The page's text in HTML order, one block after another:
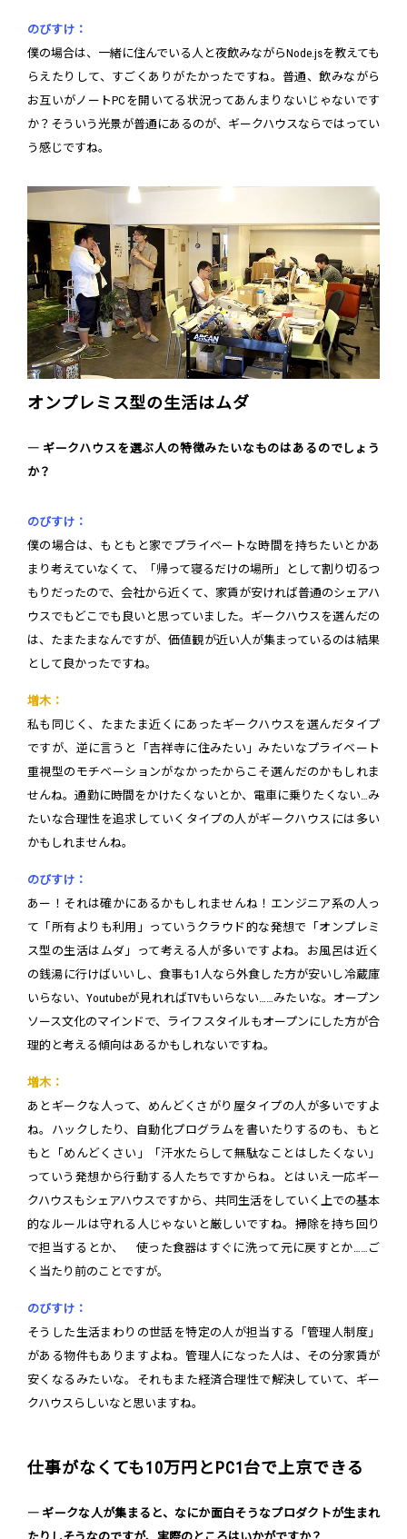
のびすけ：
僕の場合は、一緒に住んでいる人と夜飲みながらNode.jsを教えても
らえたりして、すごくありがたかったですね。普通、飲みながら
お互いがノートPCを開いてる状況ってあんまりないじゃないです
か？そういう光景が普通にあるのが、ギークハウスならではってい
う感じですね。
オンプレミス型の生活はムダ
― ギークハウスを選ぶ人の特徴みたいなものはあるのでしょう
か？
のびすけ：
僕の場合は、もともと家でプライベートな時間を持ちたいとかあ
まり考えていなくて、「帰って寝るだけの場所」として割り切るつ
もりだったので、会社から近くて、家賃が安ければ普通のシェアハ
ウスでもどこでも良いと思っていました。ギークハウスを選んだの
は、たまたまなんですが、価値観が近い人が集まっているのは結果
として良かったですね。
増木：
私も同じく、たまたま近くにあったギークハウスを選んだタイプ
ですが、逆に言うと「吉祥寺に住みたい」みたいなプライベート
重視型のモチベーションがなかったからこそ選んだのかもしれま
せんね。通勤に時間をかけたくないとか、電車に乗りたくない…み
たいな合理性を追求していくタイプの人がギークハウスには多い
かもしれませんね。
のびすけ：
あー！それは確かにあるかもしれませんね！エンジニア系の人っ
て「所有よりも利用」っていうクラウド的な発想で「オンプレミ
ス型の生活はムダ」って考える人が多いですよね。お風呂は近く
の銭湯に行けばいいし、食事も1人なら外食した方が安いし冷蔵庫
いらない、Youtubeが見れればTVもいらない……みたいな。オープン
ソース文化のマインドで、ライフスタイルもオープンにした方が合
理的と考える傾向はあるかもしれないですね。
増木：
あとギークな人って、めんどくさがり屋タイプの人が多いですよ
ね。ハックしたり、自動化プログラムを書いたりするのも、もと
もと「めんどくさい」「汗水たらして無駄なことはしたくない」
っていう発想から行動する人たちですからね。とはいえ一応ギー
クハウスもシェアハウスですから、共同生活をしていく上での基本
的なルールは守れる人じゃないと厳しいですね。掃除を持ち回り
で担当するとか、 使った食器はすぐに洗って元に戻すとか……ご
く当たり前のことですが。
のびすけ：
そうした生活まわりの世話を特定の人が担当する「管理人制度」
がある物件もありますよね。管理人になった人は、その分家賃が
安くなるみたいな。それもまた経済合理性で解決していて、ギー
クハウスらしいなと思いますね。
仕事がなくても10万円とPC1台で上京できる
― ギークな人が集まると、なにか面白そうなプロダクトが生まれ